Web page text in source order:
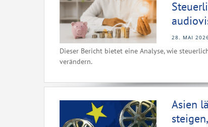
28. MAI
Dieser Bericht bietet eine Analyse, wie
verändern.
Asien